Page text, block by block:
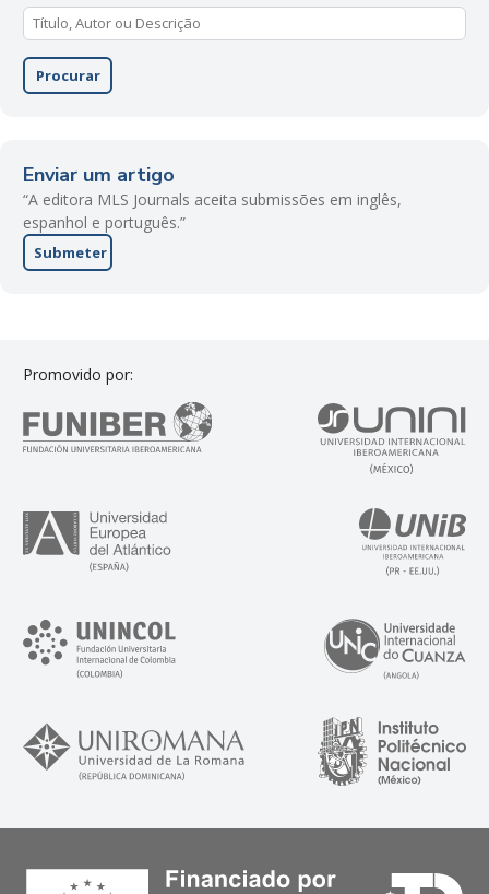
Procurar
Enviar um artigo
“A editora MLS Journals aceita submissões em inglês,
espanhol e português.”
Submeter
Promovido por: